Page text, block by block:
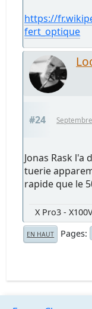
https://
fert_optique
#24
Jonas Rask l'a
tuerie
rapide que le
X Pro3 -
EN HAUT Pages